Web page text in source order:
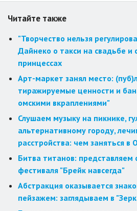
Читайте также
"Творчество нельзя
Дайнеко о такси на свадьбе и
принцессах
Арт-маркет занял место:
тиражируемые ценности и
омскими вкраплениями"
Слушаем музыку на пикнике,
альтернативному городу,
расстройства: чем заняться в
Битва титанов: представляем
фестиваля "Брейк навсегда"
Абстракция оказывается
пейзажем: заглядываем в